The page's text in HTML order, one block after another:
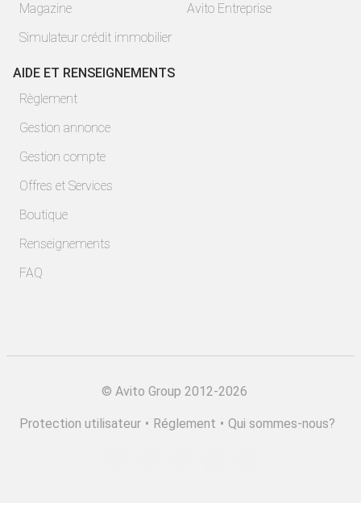
Magazine
Simulateur crédit immobilier
Avito Entreprise
AIDE ET RENSEIGNEMENTS
Règlement
Gestion annonce
Gestion compte
Offres et Services
Boutique
Renseignements
FAQ
© Avito Group 2012-2026
Protection utilisateur • Réglement • Qui sommes-nous?